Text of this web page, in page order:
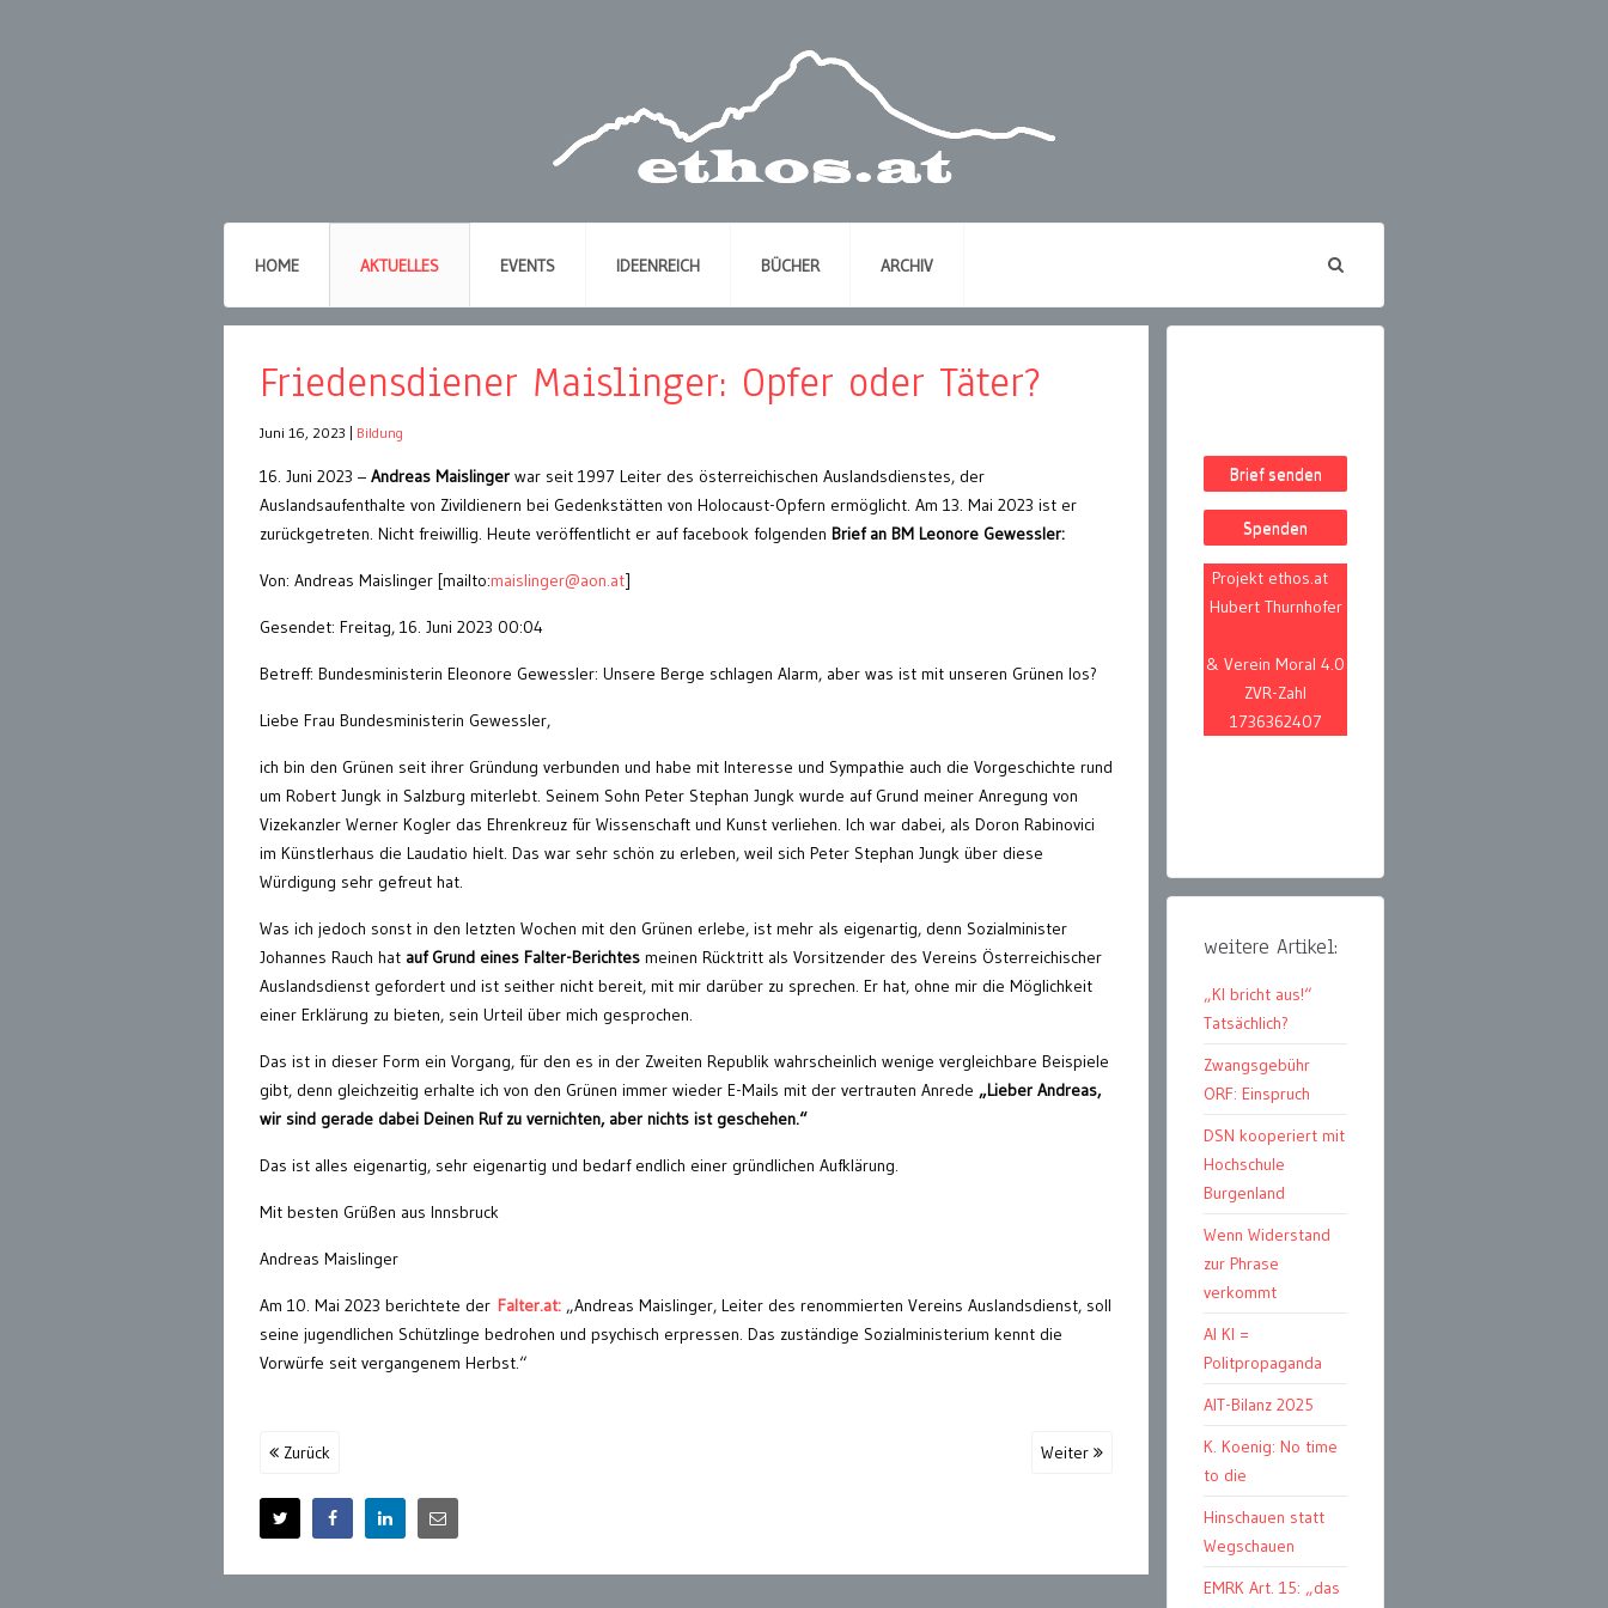
HOME AKTUELLES EVENTS IDEENREICH BÜCHER ARCHIV
Friedensdiener Maislinger: Opfer oder Täter?
Juni 16, 2023 Bildung
16. Juni 2023 – Andreas Maislinger war seit 1997 Leiter des österreichischen Auslandsdienstes, der
Auslandsaufenthalte von Zivildienern bei Gedenkstätten von Holocaust-Opfern ermöglicht. Am 13. Mai 2023 ist er
zurückgetreten. Nicht freiwillig. Heute veröffentlicht er auf facebook folgenden Brief an BM Leonore Gewessler:
Von: Andreas Maislinger [mailto:maislinger@aon.at]
Gesendet: Freitag, 16. Juni 2023 00:04
Betreff: Bundesministerin Eleonore Gewessler: Unsere Berge schlagen Alarm, aber was ist mit unseren Grünen los?
Liebe Frau Bundesministerin Gewessler,
ich bin den Grünen seit ihrer Gründung verbunden und habe mit Interesse und Sympathie auch die Vorgeschichte rund
um Robert Jungk in Salzburg miterlebt. Seinem Sohn Peter Stephan Jungk wurde auf Grund meiner Anregung von
Vizekanzler Werner Kogler das Ehrenkreuz für Wissenschaft und Kunst verliehen. Ich war dabei, als Doron Rabinovici
im Künstlerhaus die Laudatio hielt. Das war sehr schön zu erleben, weil sich Peter Stephan Jungk über diese
Würdigung sehr gefreut hat.
Was ich jedoch sonst in den letzten Wochen mit den Grünen erlebe, ist mehr als eigenartig, denn Sozialminister
Johannes Rauch hat auf Grund eines Falter-Berichtes meinen Rücktritt als Vorsitzender des Vereins Österreichischer
Auslandsdienst gefordert und ist seither nicht bereit, mit mir darüber zu sprechen. Er hat, ohne mir die Möglichkeit
einer Erklärung zu bieten, sein Urteil über mich gesprochen.
Das ist in dieser Form ein Vorgang, für den es in der Zweiten Republik wahrscheinlich wenige vergleichbare Beispiele
gibt, denn gleichzeitig erhalte ich von den Grünen immer wieder E-Mails mit der vertrauten Anrede „Lieber Andreas,
wir sind gerade dabei Deinen Ruf zu vernichten, aber nichts ist geschehen.“
Das ist alles eigenartig, sehr eigenartig und bedarf endlich einer gründlichen Aufklärung.
Mit besten Grüßen aus Innsbruck
Andreas Maislinger
Am 10. Mai 2023 berichtete der Falter.at: „Andreas Maislinger, Leiter des renommierten Vereins Auslandsdienst, soll
seine jugendlichen Schützlinge bedrohen und psychisch erpressen. Das zuständige Sozialministerium kennt die
Vorwürfe seit vergangenem Herbst.“
Zurück Weiter
Brief senden
Spenden
Projekt ethos.at
Hubert Thurnhofer
& Verein Moral 4.0
ZVR-Zahl
1736362407
weitere Artikel:
„KI bricht aus!“
Tatsächlich?
Zwangsgebühr
ORF: Einspruch
DSN kooperiert mit
Hochschule
Burgenland
Wenn Widerstand
zur Phrase
verkommt
AI KI =
Politpropaganda
AIT-Bilanz 2025
K. Koenig: No time
to die
Hinschauen statt
Wegschauen
EMRK Art. 15: „das